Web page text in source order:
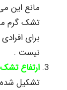
این می شوند
گرم می شود و
افرادی که به
تشکهم مهم
شده اند بی